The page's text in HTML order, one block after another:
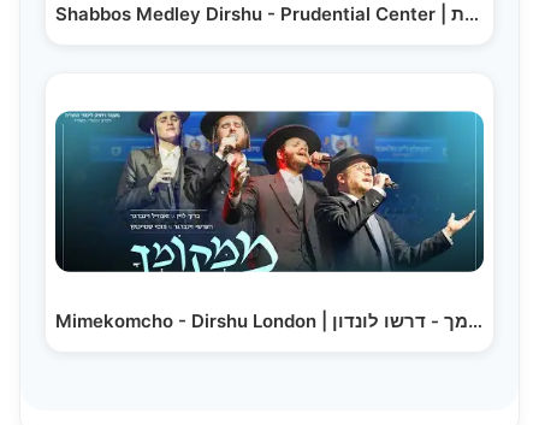
Shabbos Medley Dirshu - Prudential Center | מחרוזת…
Mimekomcho - Dirshu London | ממקומך - דרשו לונדון